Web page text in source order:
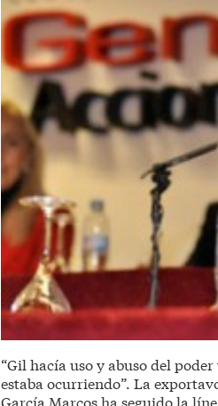
“Gil hacía uso y abuso del
estaba ocurriendo”. La
García Marcos ha seguido la